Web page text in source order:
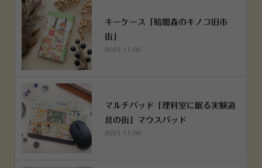
キーケース「暗闇森のキノコ旧市
街」
2021.11.06
マルチパッド「理科室に眠る実験道
具の街」マウスパッド
2021.11.06